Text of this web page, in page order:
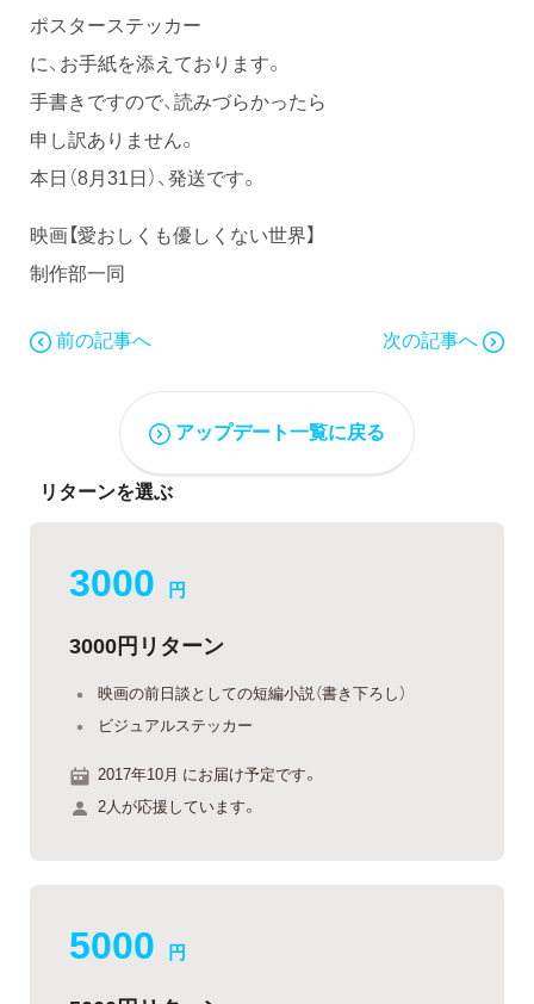
ポスターステッカー
に、お手紙を添えております。
手書きですので、読みづらかったら
申し訳ありません。
本日（8月31日）、発送です。
映画【愛おしくも優しくない世界】
制作部一同
前の記事へ 次の記事へ
アップデート一覧に戻る
リターンを選ぶ
3000 円
3000円リターン
映画の前日談としての短編小説（書き下ろし）
ビジュアルステッカー
2017年10月 にお届け予定です。
2人が応援しています。
5000 円